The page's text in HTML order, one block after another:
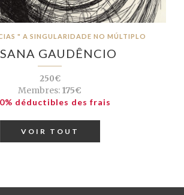
" A SINGULARIDADE NO MÚLTIPLO
GAUDÊNCIO
250€
Membres: 175€
déductibles des frais
VOIR TOUT